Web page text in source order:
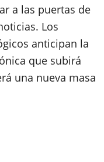
a las puertas de
Los
anticipan la
que subirá
una nueva masa